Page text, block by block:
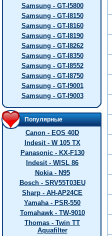
Samsung - GT-I5800
Samsung - GT-I8150
Samsung - GT-I8160
Samsung - GT-I8190
Samsung - GT-I8262
Samsung - GT-I8350
Samsung - GT-I8552
Samsung - GT-I8750
Samsung - GT-I9001
Samsung - GT-I9003
Популярные
Canon - EOS 40D
Indesit - W 105 TX
Panasonic - KX-F130
Indesit - WISL 86
Nokia - N95
Bosch - SRV55T03EU
Sharp - AH-AP24CE
Yamaha - PSR-550
Tomahawk - TW-9010
Thomas - Twin TT
Aquafilter